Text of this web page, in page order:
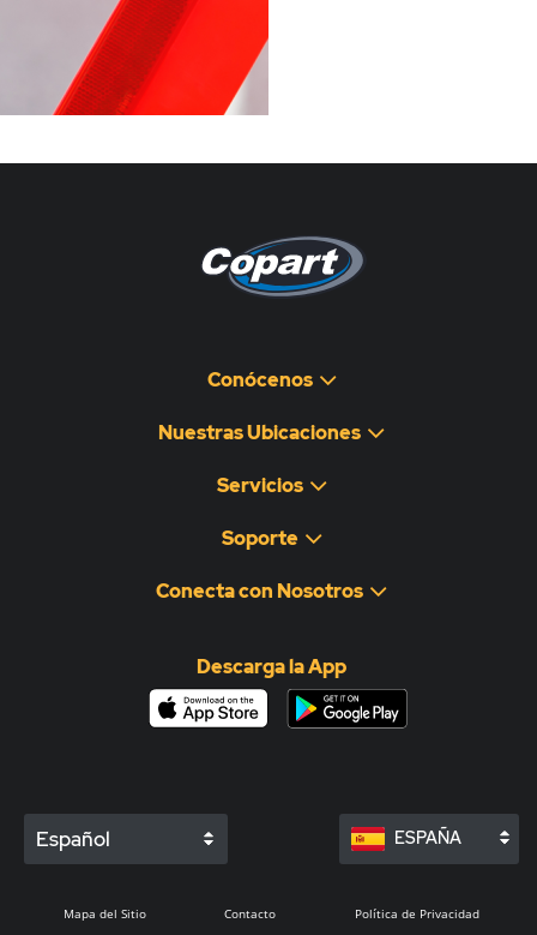
Conócenos
Nuestras Ubicaciones
Servicios
Soporte
Conecta con Nosotros
Descarga la App
Español ESPAÑA
Mapa del Sitio Contacto Política de Privacidad